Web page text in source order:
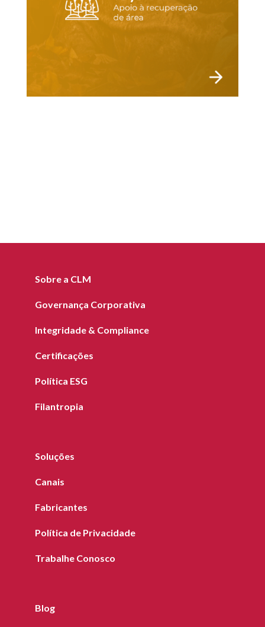
Sobre a CLM
Governança Corporativa
Integridade & Compliance
Certificações
Política ESG
Filantropia
Soluções
Canais
Fabricantes
Política de Privacidade
Trabalhe Conosco
Blog